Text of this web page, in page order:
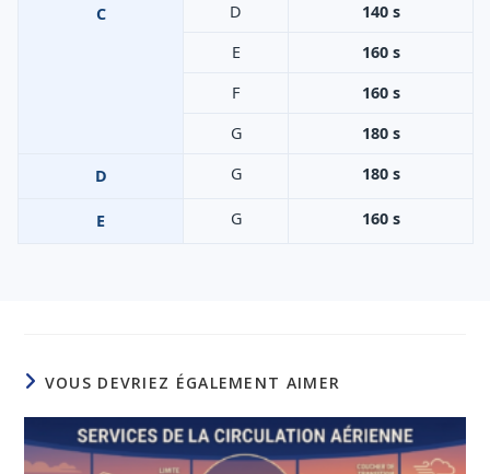
C D
140 s
E
160 s
F
160 s
G
180 s
D G 180 s
E G 160 s
VOUS DEVRIEZ ÉGALEMENT AIMER